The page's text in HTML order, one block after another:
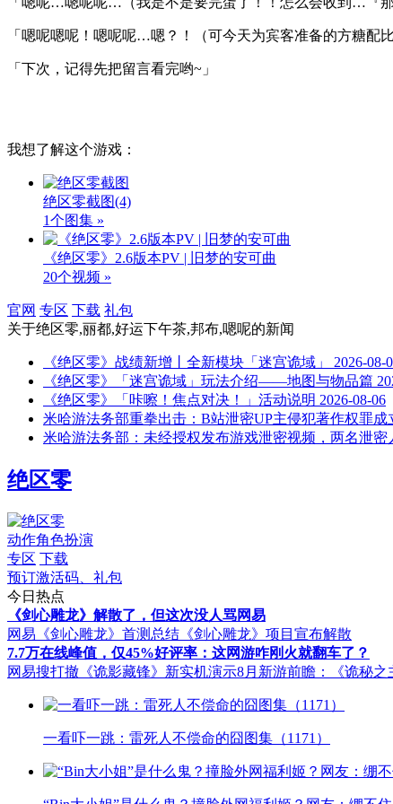
「嗯呢嗯呢！嗯呢呢…嗯？！（可今天为宾客准备的方糖配
「下次，记得先把留言看完哟~」
我想了解这个游戏：
绝区零截图(4)
1个图集 »
《绝区零》2.6版本PV | 旧梦的安可曲
20个视频 »
官网 专区 下载 礼包
关于绝区零,丽都,好运下午茶,邦布,嗯呢的新闻
《绝区零》战绩新增丨全新模块「迷宫诡域」
2026-08-
《绝区零》「迷宫诡域」玩法介绍——地图与物品篇
《绝区零》「咔嚓！焦点对决！」活动说明 2026-08-06
米哈游法务部重拳出击：B站泄密UP主侵犯著作权罪成
米哈游法务部：未经授权发布游戏泄密视频，两名泄密
绝区零
动作角色扮演
专区 下载
预订激活码、礼包
今日热点
《剑心雕龙》解散了，但这次没人骂网易
网易《剑心雕龙》首测总结 《剑心雕龙》项目宣布解散
7.7万在线峰值，仅45%好评率：这网游咋刚火就翻车了？
网易搜打撤《诡影藏锋》新实机演示8月新游前瞻：《诡秘之
一看吓一跳：雷死人不偿命的囧图集（1171）